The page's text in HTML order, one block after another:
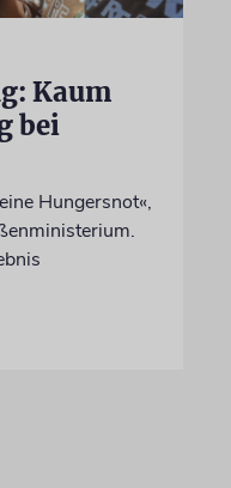
Kaum
bei
Hungersnot«,